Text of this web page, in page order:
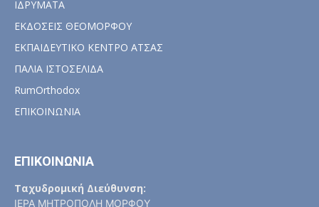
ΙΔΡΥΜΑΤΑ
ΕΚΔΟΣΕΙΣ ΘΕΟΜΟΡΦΟΥ
ΕΚΠΑΙΔΕΥΤΙΚΟ ΚΕΝΤΡΟ ΑΤΣΑΣ
ΠΑΛΙΑ ΙΣΤΟΣΕΛΙΔΑ
RumOrthodox
ΕΠΙΚΟΙΝΩΝΙΑ
ΕΠΙΚΟΙΝΩΝΙΑ
Ταχυδρομική Διεύθυνση:
ΙΕΡΑ ΜΗΤΡΟΠΟΛΗ ΜΟΡΦΟΥ